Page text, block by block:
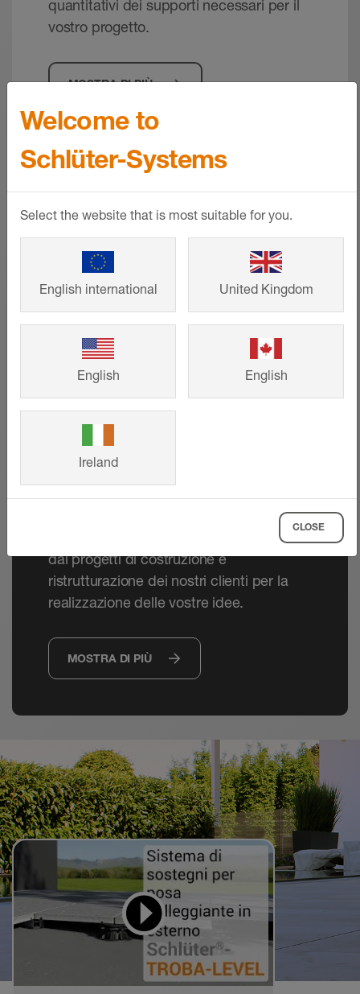
quantitativi dei supporti necessari per il
vostro progetto.
MOSTRA DI PIÙ
Referenze
Dall'abitazione familiare ai progetti di
Schlüter-Systems sono duraturi e dal
design accattivante. Lasciatevi ispirare
dai progetti di costruzione e
ristrutturazione dei nostri clienti per la
realizzazione delle vostre idee.
MOSTRA DI PIÙ
Video didattici
da imitare
Welcome to
Schlüter-Systems
Select the website that is most suitable for you.
English international United Kingdom
English English
Ireland
CLOSE